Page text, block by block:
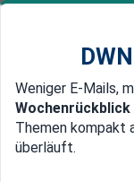
Newsticker
Edelmetalle
Weniger E-Mails,
Wochenrückblick
Themen kompakt
überläuft.